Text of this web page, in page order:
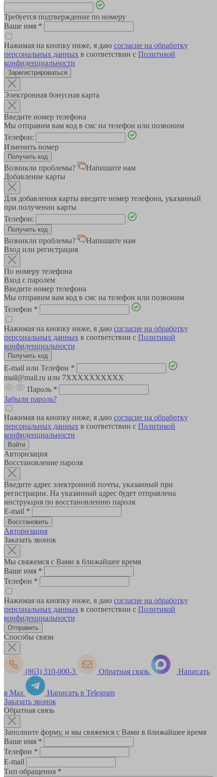
Требуется подтверждение по номеру
Ваше имя *
Нажимая на кнопку ниже, я даю согласие на обработку
персональных данных в соответствии с Политикой
конфиденциальности
Зарегистрироваться
Электронная бонусная карта
Введите номер телефона
Мы отправим вам код в смс на телефон или позвоним
Телефон:
Изменить номер
Возникли проблемы?
Напишите нам
Добавление карты
Для добавления карты введите номер телефона, указанный
при получении карты
Телефон:
Возникли проблемы?
Напишите нам
Вход или регистрация
По номеру телефона
Вход с паролем
Введите номер телефона
Мы отправим вам код в смс на телефон или позвоним
Телефон *
Нажимая на кнопку ниже, я даю согласие на обработку
персональных данных в соответствии с Политикой
конфиденциальности
E-mail или Телефон *
mail@mail.ru или 7XXXXXXXXXX
Пароль *
Забыли пароль?
Нажимая на кнопку ниже, я даю согласие на обработку
персональных данных в соответствии с Политикой
конфиденциальности
Авторизация
Восстановление пароля
Введите адрес электронной почты, указанный при
регистрации. На указанный адрес будет отправлена
инструкция по восстановлению пароля
E-mail *
Авторизация
Заказать звонок
Мы свяжемся с Вами в ближайшее время
Ваше имя *
Телефон *
Нажимая на кнопку ниже, я даю согласие на обработку
персональных данных в соответствии с Политикой
конфиденциальности
Способы связи
(863) 310-000-3 Обратная связь Написать
в Max
Написать в Telegram
Заказать звонок
Обратная связь
Заполните форму, и мы свяжемся с Вами в ближайшее время
Ваше имя *
Телефон *
E-mail
Тип обращения *